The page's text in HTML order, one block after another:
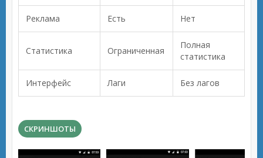
Реклама Есть Нет
Статистика Ограниченная
Полная
статистика
Интерфейс Лаги Без лагов
СКРИНШОТЫ